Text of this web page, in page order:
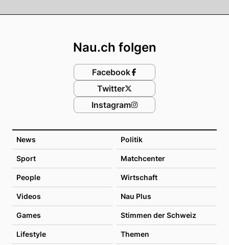
News Politik
Sport Matchcenter
People Wirtschaft
Videos Nau Plus
Games Stimmen der Schweiz
Lifestyle Themen
Nau.ch folgen
Facebook
Twitter
Instagram